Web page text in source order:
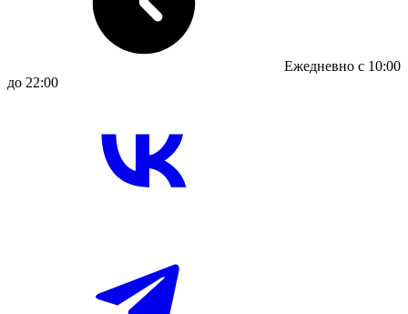
Ежедневно с 10:00
до 22:00